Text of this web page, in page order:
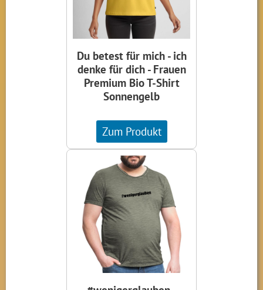
Du betest für mich - ich
denke für dich - Frauen
Premium Bio T-Shirt
Sonnengelb
Zum Produkt